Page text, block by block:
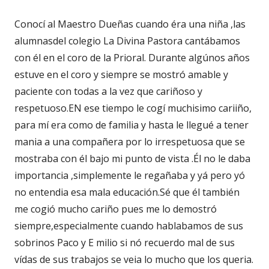
Conocí al Maestro Dueñas cuando éra una niña ,las
alumnasdel colegio La Divina Pastora cantábamos
con él en el coro de la Prioral. Durante algúnos años
estuve en el coro y siempre se mostró amable y
paciente con todas a la vez que cariñoso y
respetuoso.EN ese tiempo le cogí muchisimo cariiño,
para mí era como de familia y hasta le llegué a tener
mania a una compañera por lo irrespetuosa que se
mostraba con él bajo mi punto de vista .Él no le daba
importancia ,simplemente le regañaba y yá pero yó
no entendia esa mala educación.Sé que él también
me cogió mucho cariño pues me lo demostró
siempre,especialmente cuando hablabamos de sus
sobrinos Paco y E milio si nó recuerdo mal de sus
vídas de sus trabajos se veia lo mucho que los queria.